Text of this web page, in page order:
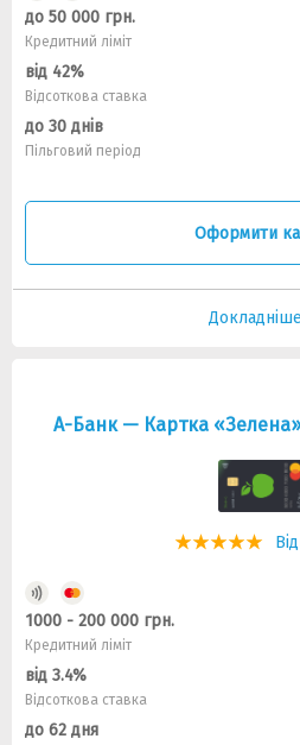
до 50 000 грн.
Кредитний ліміт
від 42%
Відсоткова ставка
до 30 днів
Пільговий період
Оформити
Докладніше
А-Банк — Картка
1000 - 200 000 грн.
Кредитний ліміт
від 3.4%
Відсоткова ставка
до 62 дня